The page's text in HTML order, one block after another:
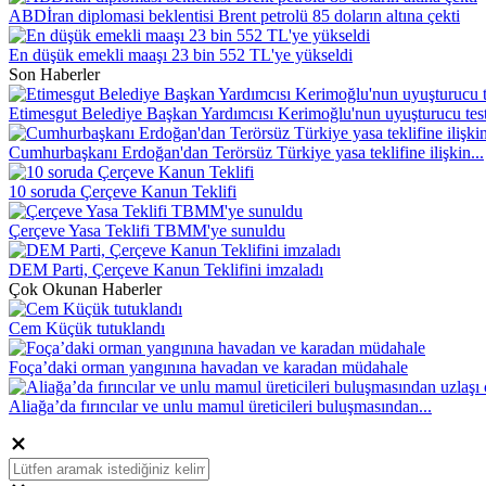
ABDİran diplomasi beklentisi Brent petrolü 85 doların altına çekti
En düşük emekli maaşı 23 bin 552 TL'ye yükseldi
Son Haberler
Etimesgut Belediye Başkan Yardımcısı Kerimoğlu'nun uyuşturucu
Cumhurbaşkanı Erdoğan'dan Terörsüz Türkiye yasa teklifine ilişkin...
10 soruda Çerçeve Kanun Teklifi
Çerçeve Yasa Teklifi TBMM'ye sunuldu
DEM Parti, Çerçeve Kanun Teklifini imzaladı
Çok Okunan Haberler
Cem Küçük tutuklandı
Foça’daki orman yangınına havadan ve karadan müdahale
Aliağa’da fırıncılar ve unlu mamul üreticileri buluşmasından...